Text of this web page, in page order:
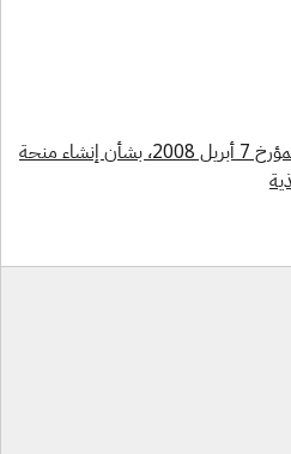
المرسوم بقانون رقم 13/2008 المؤرخ 7 أبريل 2008، بشأن إنشاء منحة